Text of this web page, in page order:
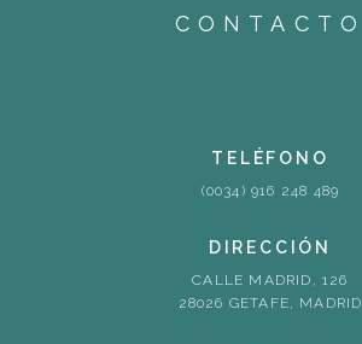
CONTACTO
TELÉFONO
(0034) 916 248 489
DIRECCIÓN
CALLE MADRID, 126
28026 GETAFE, MADRID